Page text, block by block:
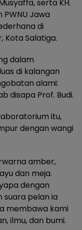
serta KH.
PWNU Jawa
di
Kota Salatiga.
dalam
di kalangan
alami:
disapa Prof. Budi.
itu,
dengan wangi
amber,
dan meja.
dengan
suara pelan ia
membawa kami
ilmu, dan bumi.